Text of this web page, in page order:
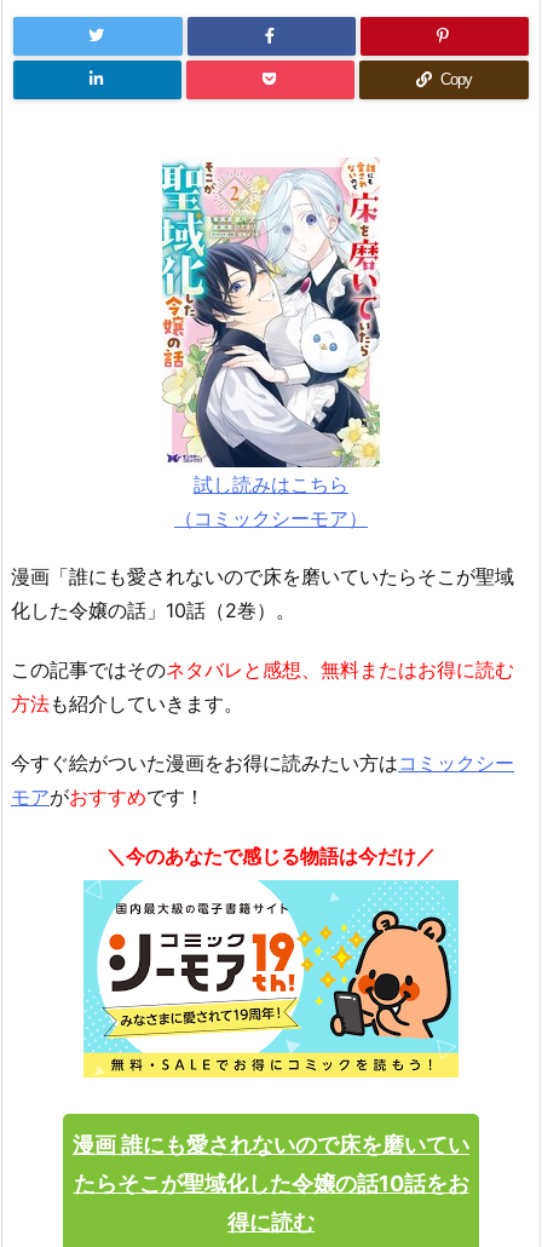
Copy
試し読みはこちら
（コミックシーモア）
漫画「誰にも愛されないので床を磨いていたらそこが聖域
化した令嬢の話」10話（2巻）。
この記事ではそのネタバレと感想、無料またはお得に読む
方法も紹介していきます。
今すぐ絵がついた漫画をお得に読みたい方はコミックシー
モアがおすすめです！
＼今のあなたで感じる物語は今だけ／
漫画 誰にも愛されないので床を磨いてい
たらそこが聖域化した令嬢の話10話をお
得に読む